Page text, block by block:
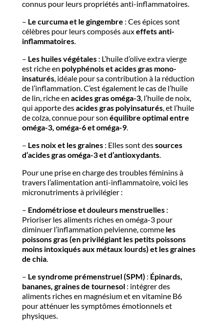
connus pour leurs propriétés anti-inflammatoires.
– Le curcuma et le gingembre : Ces épices sont
célèbres pour leurs composés auxeffets anti-
inflammatoires.
– Les huiles végétales: L’huile d’olive extra vierge
est riche en polyphénols et acides gras mono-
insaturés, idéale pour sa contribution à la réduction
de l’inflammation. C’est également le cas de l’huile
de lin, riche en acides gras oméga-3, l’huile de noix,
qui apporte desacides gras polyinsaturés, et l’huile
de colza, connue pour son équilibre optimal entre
oméga-3, oméga-6 et oméga-9.
– Les noix et les graines: Elles sont dessources
d’acides gras oméga-3 et d’antioxydants.
Pour une prise en charge des troubles féminins à
travers l’alimentation anti-inflammatoire, voici les
micronutriments à privilégier :
– Endométriose et douleurs menstruelles:
Prioriser les aliments riches en oméga-3 pour
diminuer l’inflammation pelvienne, comme les
poissons gras (en privilégiant les petits poissons
moins intoxiqués aux métaux lourds) et les graines
de chia.
– Le syndrome prémenstruel (SPM) : Épinards,
bananes, graines de tournesol: intégrer des
aliments riches en magnésium et en vitamine B6
pour atténuer les symptômes émotionnels et
physiques.